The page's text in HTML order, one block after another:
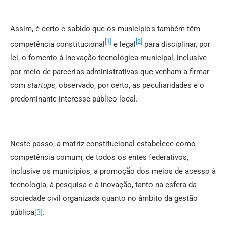
Assim, é certo e sabido que os municípios também têm
competência constitucional [1] e legal [2] para disciplinar, por
lei, o fomento à inovação tecnológica municipal, inclusive
por meio de parcerias administrativas que venham a firmar
com startups, observado, por certo, as peculiaridades e o
predominante interesse público local.
Neste passo, a matriz constitucional estabelece como
competência comum, de todos os entes federativos,
inclusive os municípios, a promoção dos meios de acesso à
tecnologia, à pesquisa e à inovação, tanto na esfera da
sociedade civil organizada quanto no âmbito da gestão
pública[3].